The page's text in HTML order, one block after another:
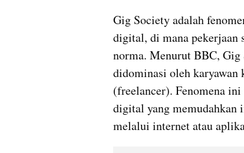
Gig Society adalah
digital, di mana pekerjaan
norma. Menurut BBC, Gig
didominasi oleh karyawan
(freelancer). Fenomena
digital yang memudahkan
melalui internet atau